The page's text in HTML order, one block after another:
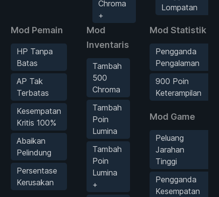
Chroma
+
Lompatan
Mod Pemain
HP Tanpa
Batas
AP Tak
Terbatas
Kesempatan
Kritis 100%
Abaikan
Pelindung
Persentase
Kerusakan
Mod
Inventaris
Tambah
500
Chroma
Tambah
Poin
Lumina
Tambah
Poin
Lumina
+
Mod Statistik
Pengganda
Pengalaman
900 Poin
Keterampilan
Mod Game
Peluang
Jarahan
Tinggi
Pengganda
Kesempatan